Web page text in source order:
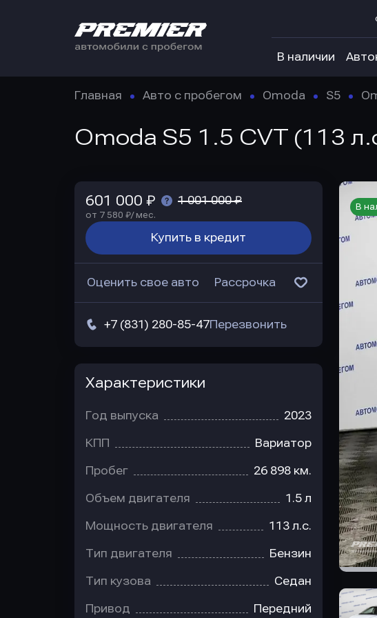
В наличии
Главная Авто с пробегом Omoda S5
Omoda S5 1.5 CVT (113
В
601 000 ₽ 1 001 000 ₽
от 7 580 ₽/ мес.
Купить в кредит
Оценить свое авто Рассрочка
+7 (831) 280-85-47Перезвонить
Характеристики
Год выпуска 2023
КПП Вариатор
Пробег 26 898 км.
Объем двигателя 1.5 л
Мощность двигателя 113 л.с.
Тип двигателя Бензин
Тип кузова Седан
Привод Передний